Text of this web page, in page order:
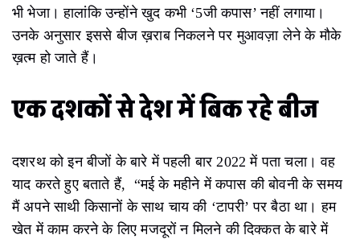
भी भेजा। हालांकि उन्होंने खुद कभी ‘5जी कपास’ नहीं लगाया।
उनके अनुसार इससे बीज ख़राब निकलने पर मुआवज़ा लेने के मौके
ख़त्म हो जाते हैं।
एक दशकों से देश में बिक रहे बीज
दशरथ को इन बीजों के बारे में पहली बार 2022 में पता चला। वह
याद करते हुए बताते हैं, “मई के महीने में कपास की बोवनी के समय
मैं अपने साथी किसानों के साथ चाय की ‘टापरी’ पर बैठा था। हम
खेत में काम करने के लिए मजदूरों न मिलने की दिक्कत के बारे में